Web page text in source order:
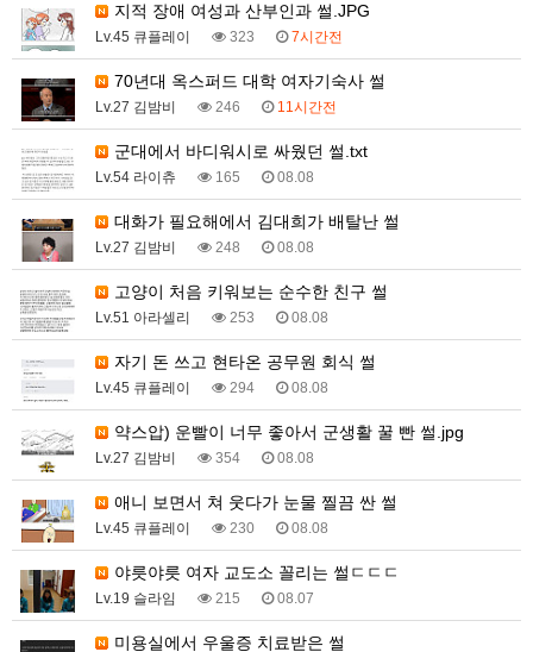
지적 장애 여성과 산부인과 썰.JPG
Lv.45 큐플레이 323 7시간전
70년대 옥스퍼드 대학 여자기숙사 썰
Lv.27 김밤비 246 11시간전
군대에서 바디워시로 싸웠던 썰.txt
Lv.54 라이츄 165 08.08
대화가 필요해에서 김대희가 배탈난 썰
Lv.27 김밤비 248 08.08
고양이 처음 키워보는 순수한 친구 썰
Lv.51 아라셀리 253 08.08
자기 돈 쓰고 현타온 공무원 회식 썰
Lv.45 큐플레이 294 08.08
약스압) 운빨이 너무 좋아서 군생활 꿀 빤 썰.jpg
Lv.27 김밤비 354 08.08
애니 보면서 쳐 웃다가 눈물 찔끔 싼 썰
Lv.45 큐플레이 230 08.08
야릇야릇 여자 교도소 꼴리는 썰ㄷㄷㄷ
Lv.19 슬라임 215 08.07
미용실에서 우울증 치료받은 썰